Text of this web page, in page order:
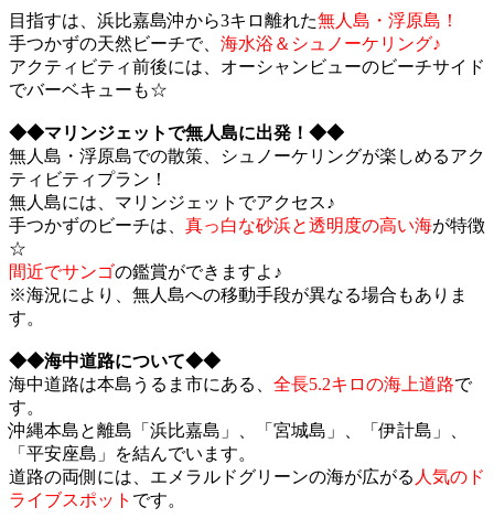
目指すは、浜比嘉島沖から3キロ離れた無人島・浮原島！
手つかずの天然ビーチで、 海水浴＆シュノーケリング♪
アクティビティ前後には、オーシャンビューのビーチサイド
でバーベキューも☆
◆◆マリンジェットで無人島に出発！◆◆
無人島・浮原島での散策、シュノーケリングが楽しめるアク
ティビティプラン！
無人島には、マリンジェットでアクセス♪
手つかずのビーチは、 真っ白な砂浜と透明度の高い海が特徴
☆
間近でサンゴの鑑賞ができますよ♪
※海況により、無人島への移動手段が異なる場合もありま
す。
◆◆海中道路について◆◆
海中道路は本島うるま市にある、 全長5.2キロの海上道路で
す。
沖縄本島と離島「浜比嘉島」、「宮城島」、「伊計島」、
「平安座島」を結んでいます。
道路の両側には、エメラルドグリーンの海が広がる 人気のド
ライブスポット です。